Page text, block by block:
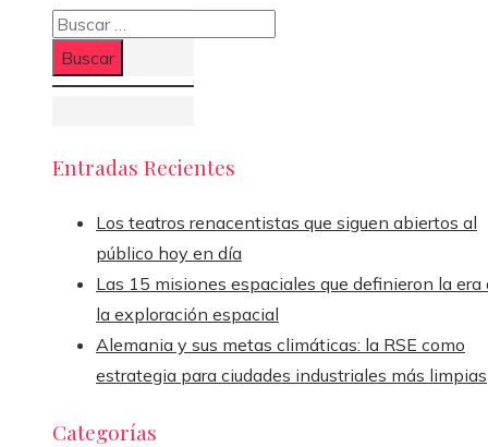
Buscar:
Entradas Recientes
Los teatros renacentistas que siguen abiertos al
público hoy en día
Las 15 misiones espaciales que definieron la era
la exploración espacial
Alemania y sus metas climáticas: la RSE como
estrategia para ciudades industriales más limpias
Categorías